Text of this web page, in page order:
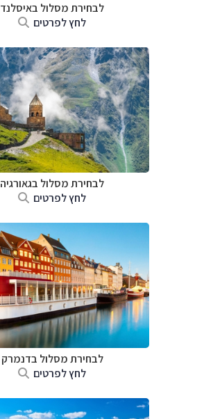
לבחירת מסלול באיסלנד
לחץ לפרטים
לבחירת מסלול בגאורגיה
לחץ לפרטים
לבחירת מסלול בדנמרק
לחץ לפרטים